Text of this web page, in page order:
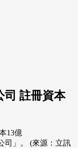
司 註冊資本
司」。 (來源：立訊